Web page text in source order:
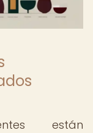
están